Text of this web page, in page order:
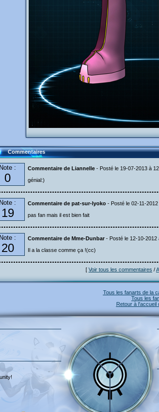
Commentaires
Note :
0
Commentaire de Liannelle - Posté le 19-07-2013 à
génial:)
Note :
19
Commentaire de pat-sur-lyoko - Posté le 02-11-
pas fan mais il est bien fait
Note :
20
Commentaire de Mme-Dunbar - Posté le 12-10-2012
Il a la classe comme ça !(cc)
[ Voir tous les commentaires /
Tous les fanarts de la
Tous les
Retour à l'accueil